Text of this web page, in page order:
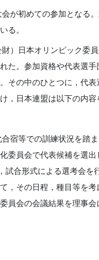
が初めての参加となる
る。
）日本オリンピック委
た。参加資格や代表選手
その中のひとつに，代
日本連盟は以下の内容
宿等での訓練状況を踏
委員会で代表候補を選
試合形式による選考会を
，その日程，種目等を
員会の会議結果を理事